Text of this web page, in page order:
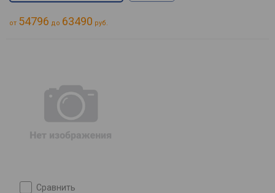
от 54796 до 63490 руб.
сравнить